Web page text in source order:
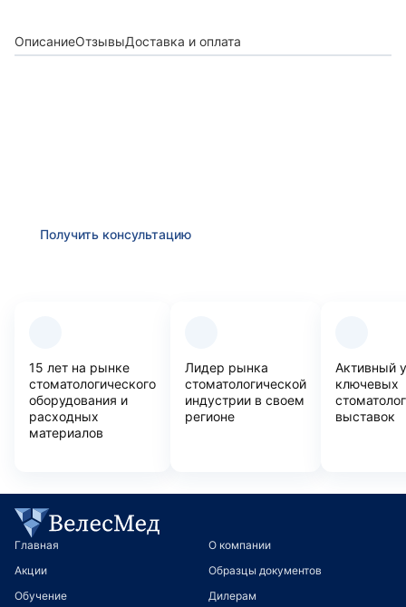
ОписаниеОтзывыДоставка и оплата
Получить консультацию
15 лет на рынке
стоматологического
оборудования и
расходных
материалов
Лидер рынка
стоматологической
индустрии в своем
регионе
Активный
ключевых
выставок
Главная
О компании
Акции
Образцы документов
Обучение
Дилерам